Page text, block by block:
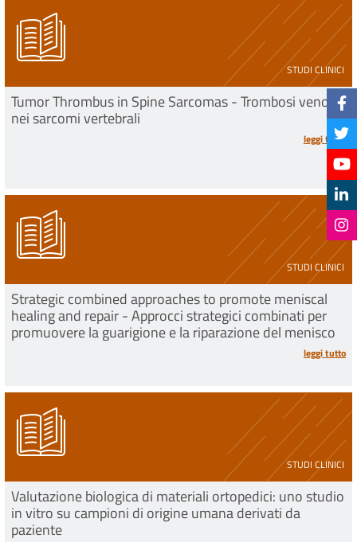
STUDI CLINICI
Tumor Thrombus in Spine Sarcomas - Trombosi venosa
nei sarcomi vertebrali
leggi tutto
STUDI CLINICI
Strategic combined approaches to promote meniscal
healing and repair - Approcci strategici combinati per
promuovere la guarigione e la riparazione del menisco
leggi tutto
STUDI CLINICI
Valutazione biologica di materiali ortopedici: uno studio
in vitro su campioni di origine umana derivati da
paziente